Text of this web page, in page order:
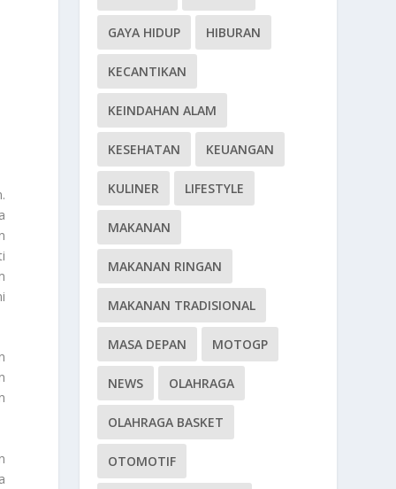
GAYA HIDUP HIBURAN
KECANTIKAN
KEINDAHAN ALAM
KESEHATAN KEUANGAN
KULINER LIFESTYLE
MAKANAN
MAKANAN RINGAN
MAKANAN TRADISIONAL
MASA DEPAN MOTOGP
NEWS OLAHRAGA
OLAHRAGA BASKET
OTOMOTIF